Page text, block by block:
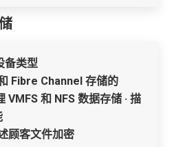
备类型
Fibre Channel 存储的
VMFS 和 NFS 数据存储 · 描
顾客文件加密